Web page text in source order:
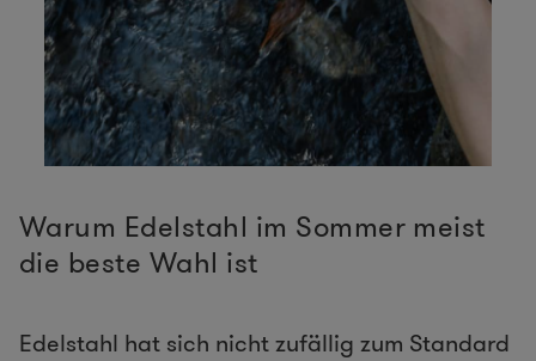
Warum Edelstahl im Sommer meist
die beste Wahl ist
Edelstahl hat sich nicht zufällig zum Standard